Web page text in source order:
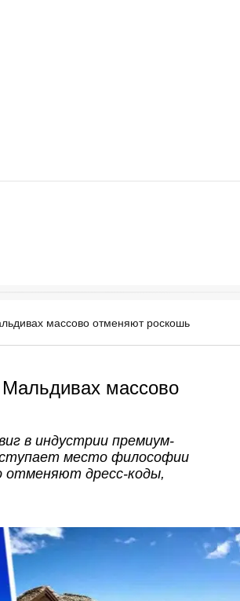
массово отменяют роскошь
массово
в индустрии премиум-
место философии
отменяют дресс-коды,